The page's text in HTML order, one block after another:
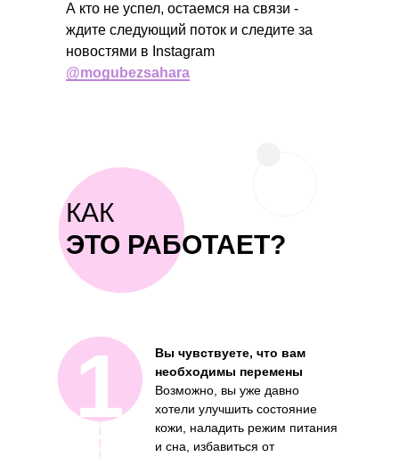
А кто не успел, остаемся на связи -
ждите следующий поток и следите за
новостями в Instagram
@mogubezsahara
КАК
ЭТО РАБОТАЕТ?
Вы чувствуете, что вам
необходимы перемены
Возможно, вы уже давно
хотели улучшить состояние
кожи, наладить режим питания
и сна, избавиться от
1